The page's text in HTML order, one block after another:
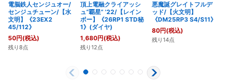
電脳鉄人センジュオー/
センジュチューン/【水
文明】《23EX2
45/112》
50円(税込)
残り8点
頂上電融クライアッシ
ュ“覇星” ’22/【レイン
ボー】《26RP1 STD秘
1》(ダイヤ)
1,680円(税込)
残り12点
悪魔誕グレイトフルデ
ッド/【火文明】
《DM25RP3 S4/S11》
80円(税込)
残り14点